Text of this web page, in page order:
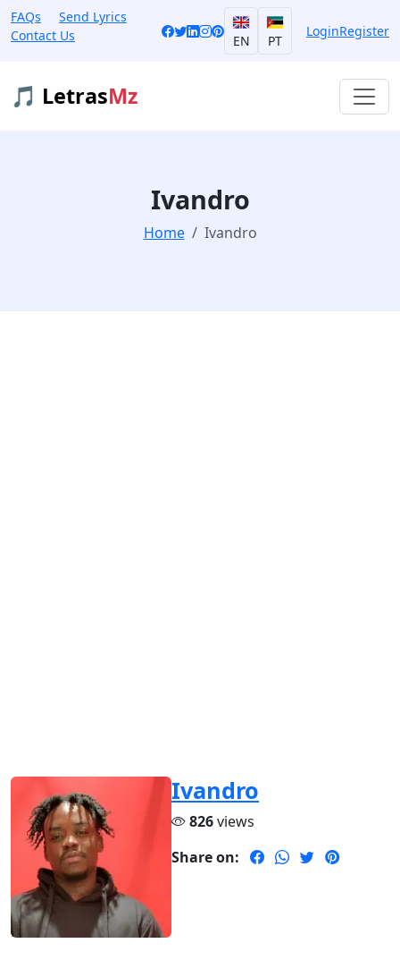
FAQs
Send Lyrics
Contact Us
EN PT
LoginRegister
🎵 LetrasMz
Ivandro
Home Ivandro
Ivandro
826views
Share on: